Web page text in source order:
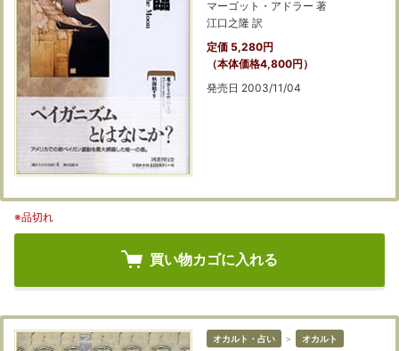
マーゴット・アドラー 著
江口之隆 訳
定価 5,280円
（本体価格4,800円）
発売日 2003/11/04
※品切れ
買い物カゴに入れる
オカルト・占い ＞ オカルト